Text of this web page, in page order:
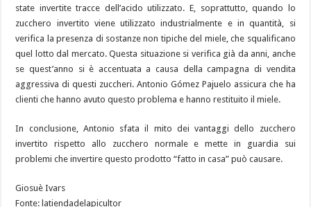
state invertite tracce dell’acido utilizzato. E, soprattutto, quando lo
zucchero invertito viene utilizzato industrialmente e in quantità, si
verifica la presenza di sostanze non tipiche del miele, che squalificano
quel lotto dal mercato. Questa situazione si verifica già da anni, anche
se quest’anno si è accentuata a causa della campagna di vendita
aggressiva di questi zuccheri. Antonio Gómez Pajuelo assicura che ha
clienti che hanno avuto questo problema e hanno restituito il miele.
In conclusione, Antonio sfata il mito dei vantaggi dello zucchero
invertito rispetto allo zucchero normale e mette in guardia sui
problemi che invertire questo prodotto “fatto in casa” può causare.
Giosuè Ivars
Fonte: latiendadelapicultor